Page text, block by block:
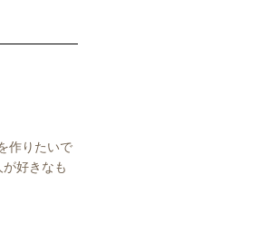
作りたいで
好きなも